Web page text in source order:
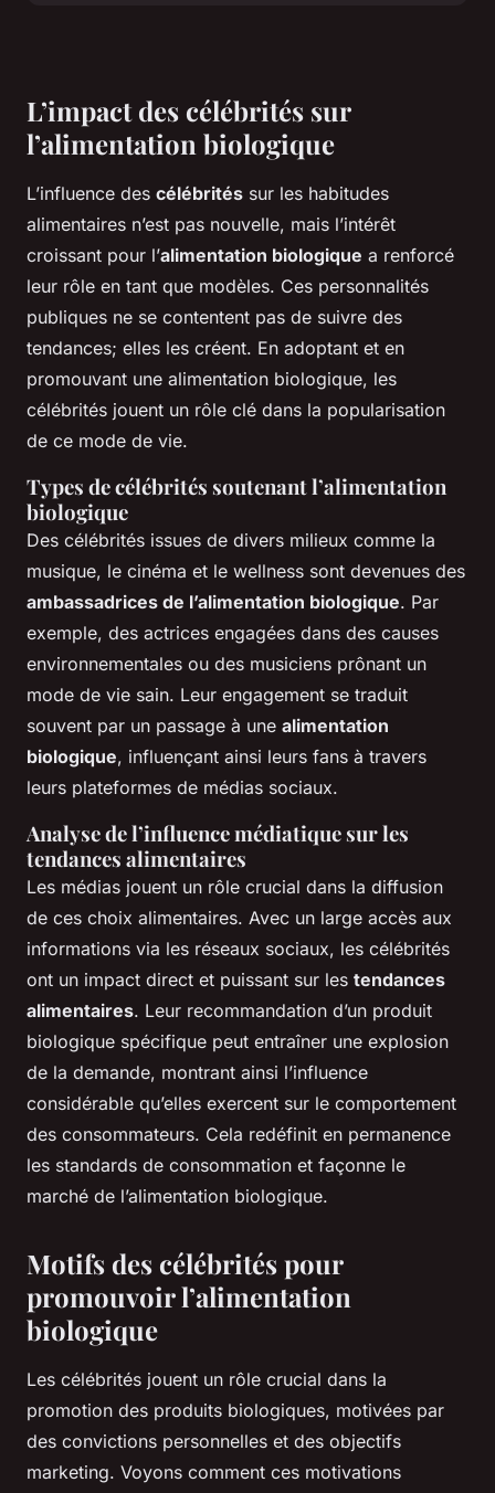
L’impact des célébrités sur
l’alimentation biologique
L’influence des célébrités sur les habitudes
alimentaires n’est pas nouvelle, mais l’intérêt
croissant pour l’alimentation biologique a renforcé
leur rôle en tant que modèles. Ces personnalités
publiques ne se contentent pas de suivre des
tendances; elles les créent. En adoptant et en
promouvant une alimentation biologique, les
célébrités jouent un rôle clé dans la popularisation
de ce mode de vie.
Types de célébrités soutenant l’alimentation
biologique
Des célébrités issues de divers milieux comme la
musique, le cinéma et le wellness sont devenues des
ambassadrices de l’alimentation biologique. Par
exemple, des actrices engagées dans des causes
environnementales ou des musiciens prônant un
mode de vie sain. Leur engagement se traduit
souvent par un passage à une alimentation
biologique, influençant ainsi leurs fans à travers
leurs plateformes de médias sociaux.
Analyse de l’influence médiatique sur les
tendances alimentaires
Les médias jouent un rôle crucial dans la diffusion
de ces choix alimentaires. Avec un large accès aux
informations via les réseaux sociaux, les célébrités
ont un impact direct et puissant sur les tendances
alimentaires. Leur recommandation d’un produit
biologique spécifique peut entraîner une explosion
de la demande, montrant ainsi l’influence
considérable qu’elles exercent sur le comportement
des consommateurs. Cela redéfinit en permanence
les standards de consommation et façonne le
marché de l’alimentation biologique.
Motifs des célébrités pour
promouvoir l’alimentation
biologique
Les célébrités jouent un rôle crucial dans la
promotion des produits biologiques, motivées par
des convictions personnelles et des objectifs
marketing. Voyons comment ces motivations